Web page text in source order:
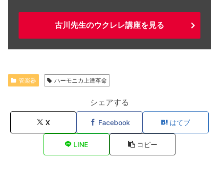
古川先生のウクレレ講座を見る
管楽器 ハーモニカ上達革命
シェアする
X Facebook はてブ
LINE コピー